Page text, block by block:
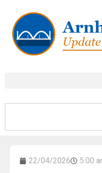
22/04/2026 5:00